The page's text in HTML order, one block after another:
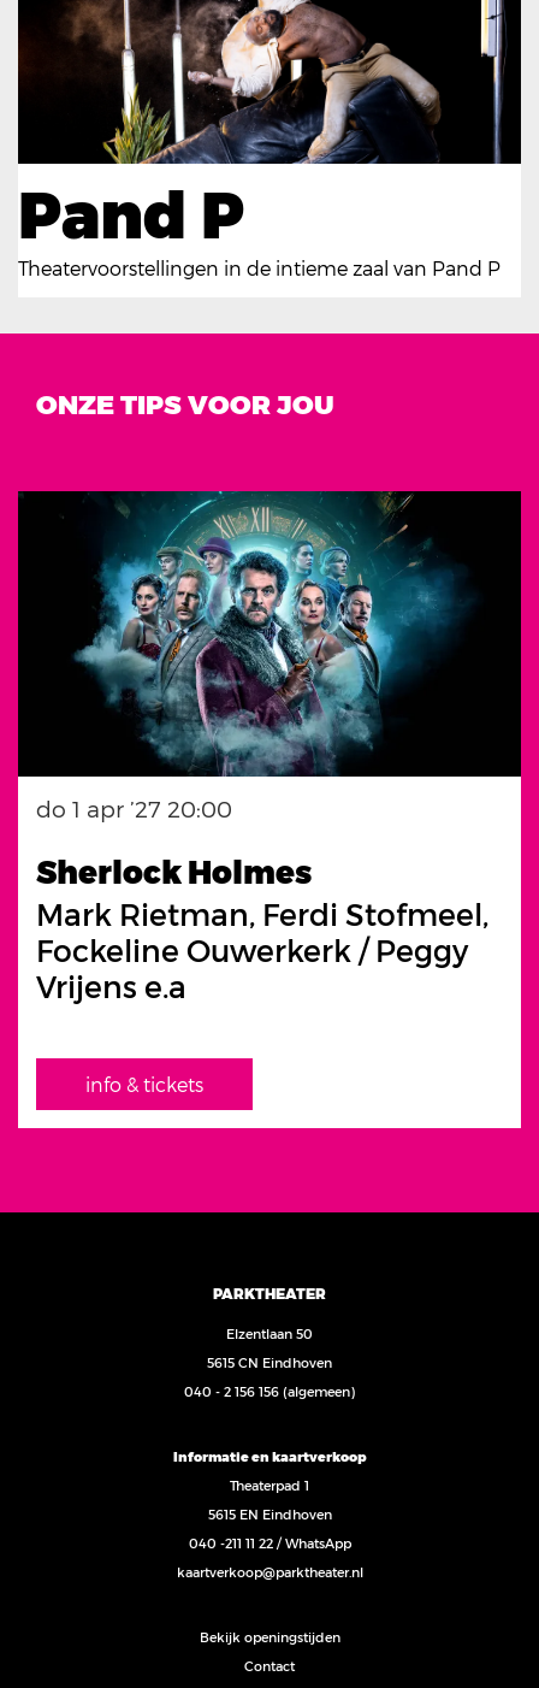
Pand P
Theatervoorstellingen in de intieme zaal van Pand P
ONZE TIPS VOOR JOU
Sherlock Holmes
Mark Rietman, Ferdi Stofmeel,
Fockeline Ouwerkerk / Peggy
Vrijens e.a
do 1 apr ’27 20:00
info & tickets
PARKTHEATER
Elzentlaan 50
5615 CN Eindhoven
040 - 2 156 156 (algemeen)
Informatie en kaartverkoop
Theaterpad 1
5615 EN Eindhoven
040 -211 11 22/WhatsApp
kaartverkoop@parktheater.nl
Bekijk openingstijden
Contact